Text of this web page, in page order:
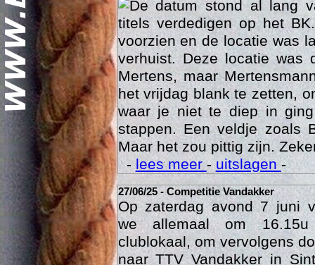
30/06/25 - Berketrekkers Verlengen
De datum stond al lang
titels verdedigen op het
voorzien en de locatie was
verhuist. Deze locatie was
Mertens, maar
het vrijdag blank te zetten,
waar je niet te diep in
stappen. Een veldje zoals
Maar het zou pittig zijn.
-lees meer-uitslagen-
27/06/25 - Competitie Vandakker
Op zaterdag avond 7 juni
we allemaal om
clublokaal, om vervolgens